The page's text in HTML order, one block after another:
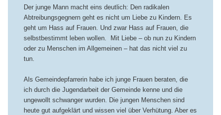
Der junge Mann macht eins deutlich: Den radikalen
Abtreibungsgegnern geht es nicht um Liebe zu Kindern. Es
geht um Hass auf Frauen. Und zwar Hass auf Frauen, die
selbstbestimmt leben wollen. Mit Liebe – ob nun zu Kindern
oder zu Menschen im Allgemeinen – hat das nicht viel zu
tun.
Als Gemeindepfarrerin habe ich junge Frauen beraten, die
ich durch die Jugendarbeit der Gemeinde kenne und die
ungewollt schwanger wurden. Die jungen Menschen sind
heute gut aufgeklärt und wissen viel über Verhütung. Aber es